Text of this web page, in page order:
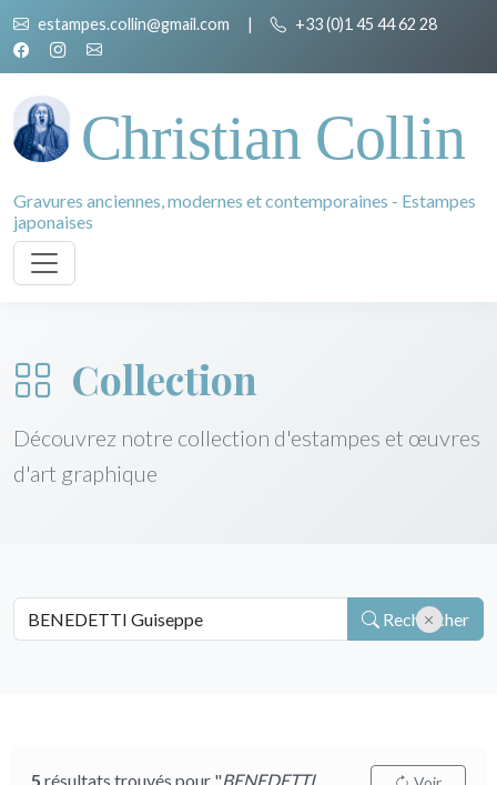
estampes.collin@gmail.com | +33 (0)1 45 44 62 28
Christian Collin
Gravures anciennes, modernes et contemporaines - Estampes
japonaises
Collection
Découvrez notre collection d'estampes et œuvres
d'art graphique
Rechercher
5 résultats trouvés pour "BENEDETTI